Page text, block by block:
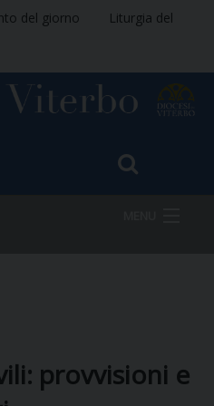
del giorno Liturgia del
provvisioni e